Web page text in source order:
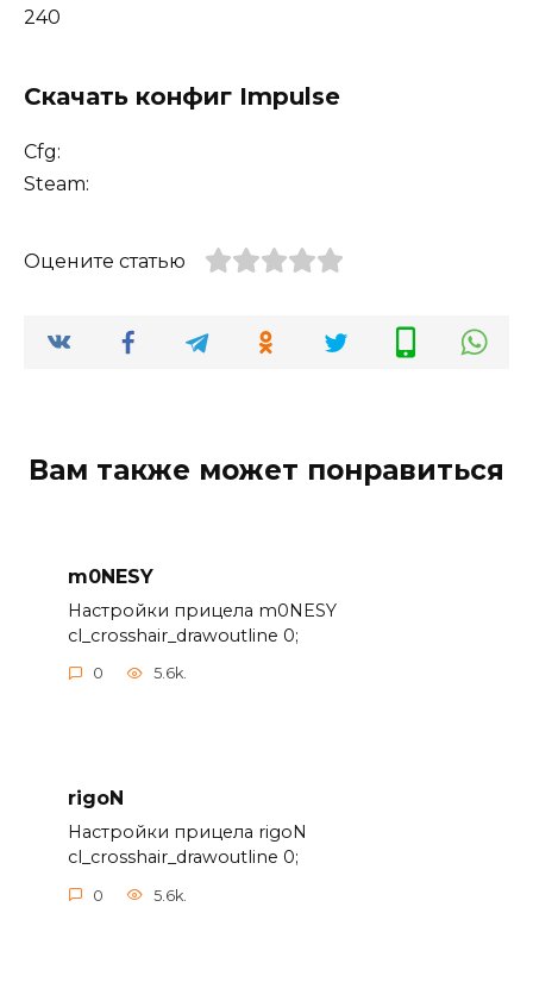
240
Скачать конфиг Impulse
Cfg:
Steam:
Оцените статью
Вам также может понравиться
m0NESY
Настройки прицела m0NESY
cl_crosshair_drawoutline 0;
0 5.6k.
rigoN
Настройки прицела rigoN
cl_crosshair_drawoutline 0;
0 5.6k.